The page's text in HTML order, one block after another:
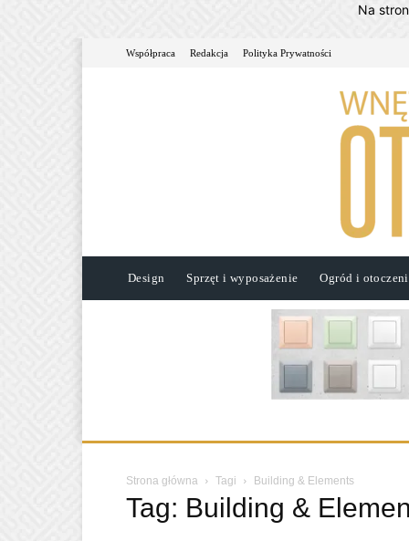
Na
Współpraca Redakcja Polityka Prywatności
Design Sprzęt i wyposażenie Ogród i
Strona główna Tagi Building & Elements
Tag: Building &